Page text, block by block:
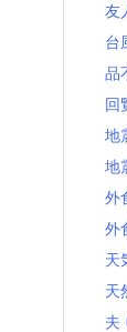
友
台
品
回
地
地
外
外
天
天
夫